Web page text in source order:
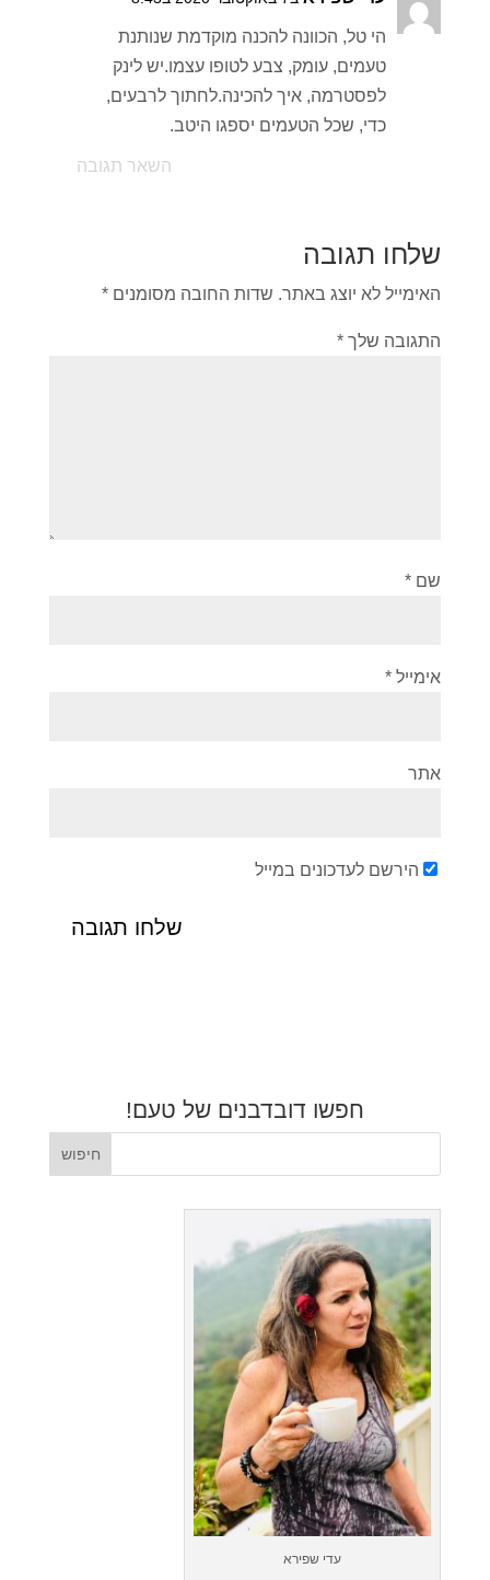
הי טל, הכוונה להכנה מוקדמת שנותנת
טעמים, עומק, צבע לטופו עצמו.יש לינק
לפסטרמה, איך להכינה.לחתוך לרבעים,
כדי, שכל הטעמים יספגו היטב.
השאר תגובה
שלחו תגובה
האימייל לא יוצג באתר. שדות החובה מסומנים *
התגובה שלך *
שם *
אימייל *
אתר
הירשם לעדכונים במייל
חפשו דובדבנים של טעם!
עדי שפירא